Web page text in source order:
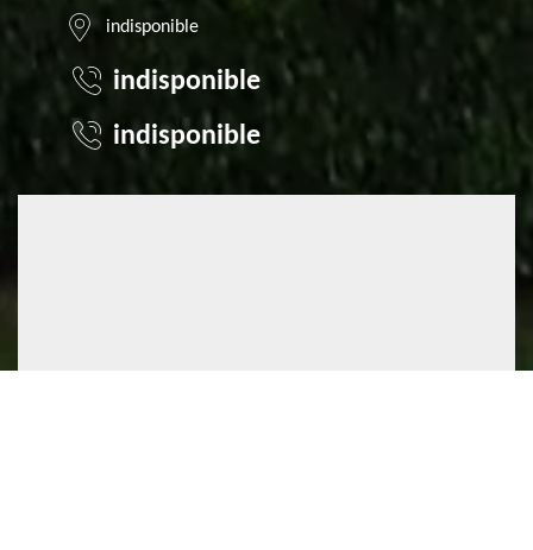
indisponible
indisponible
indisponible